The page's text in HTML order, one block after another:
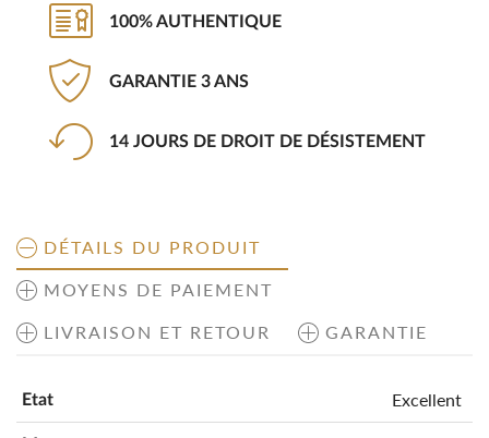
100% AUTHENTIQUE
GARANTIE 3 ANS
14 JOURS DE DROIT DE DÉSISTEMENT
DÉTAILS DU PRODUIT
MOYENS DE PAIEMENT
LIVRAISON ET RETOUR GARANTIE
Etat Excellent